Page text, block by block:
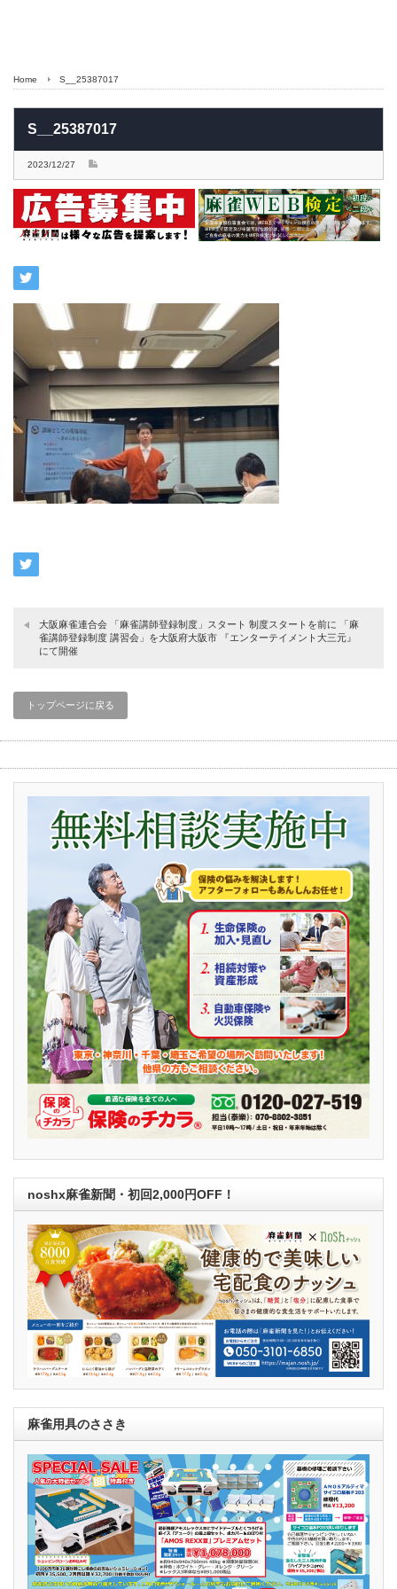
Home S__25387017
S__25387017
2023/12/27
大阪麻雀連合会 「麻雀講師登録制度」スタート 制度スタートを前に 「麻
雀講師登録制度 講習会」を大阪府大阪市 『エンターテイメント大三元』
にて開催
トップページに戻る
noshx麻雀新聞・初回2,000円OFF！
麻雀用具のささき